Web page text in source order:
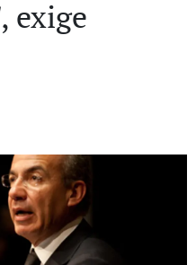
exige